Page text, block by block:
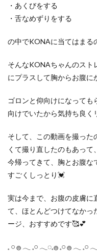
・あくびをする
・舌なめずりをする
の中でKONAに当てはまる
そんなKONAちゃんのスト
にプラスして胸からお腹に
ゴロンと仰向けになって
向けでいたから気持ち良く
そして、この動画を撮った
くて撮り直したのもあって、
今帰ってきて、胸とお腹な
すごくしっとり💓
実は今まで、お腹の皮膚に
て、ほとんどつけてなか
ージ、おすすめです🥰💕
𓈒 𓏸 𓐍 𓂃 𓈒𓏸 𓂃◌𓈒𓐍 𓈒𓏸 𓐍 𓂃 𓈒𓏸